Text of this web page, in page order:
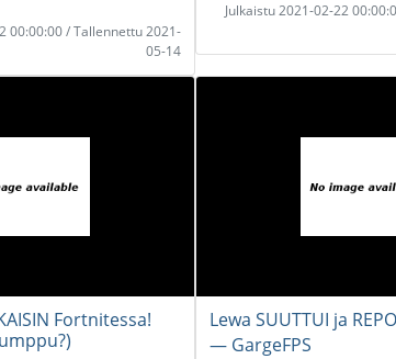
00:00:00 / Tallennettu 2021-
05-14
Julkaistu 2021-02-22
Fortnitessa!
Lewa SUUTTUI ja
― GargeFPS